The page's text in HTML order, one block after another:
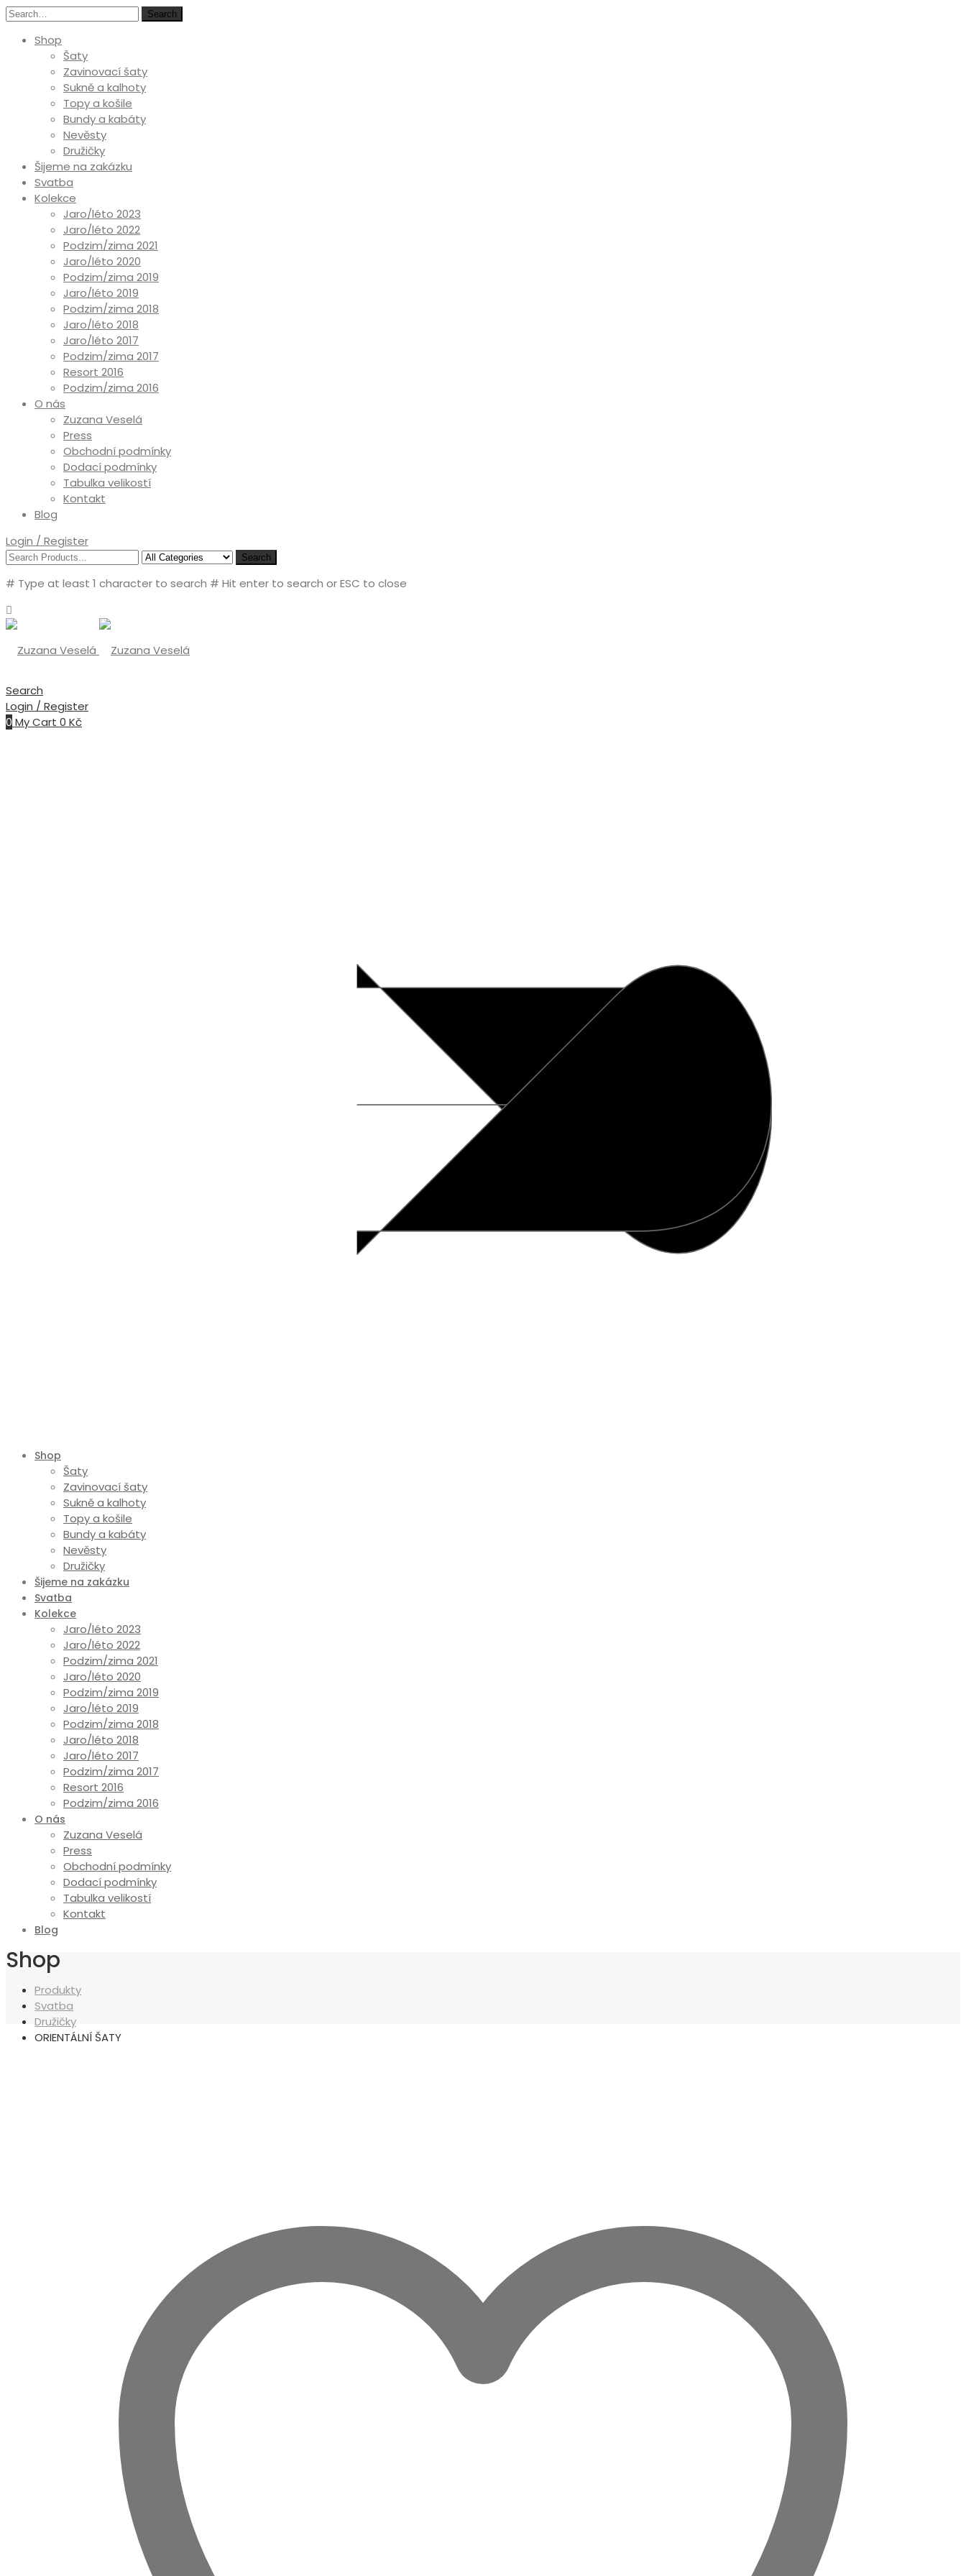
Search
Shop
Šaty
Zavinovací šaty
Sukně a kalhoty
Topy a košile
Bundy a kabáty
Nevěsty
Družičky
Šijeme na zakázku
Svatba
Kolekce
Jaro/léto 2023
Jaro/léto 2022
Podzim/zima 2021
Jaro/léto 2020
Podzim/zima 2019
Jaro/léto 2019
Podzim/zima 2018
Jaro/léto 2018
Jaro/léto 2017
Podzim/zima 2017
Resort 2016
Podzim/zima 2016
O nás
Zuzana Veselá
Press
Obchodní podmínky
Dodací podmínky
Tabulka velikostí
Kontakt
Blog
Login / Register
Search
# Type at least 1 character to search # Hit enter to search or ESC to close
Search
Login / Register
0 My Cart 0 Kč
Shop
Šaty
Zavinovací šaty
Sukně a kalhoty
Topy a košile
Bundy a kabáty
Nevěsty
Družičky
Šijeme na zakázku
Svatba
Kolekce
Jaro/léto 2023
Jaro/léto 2022
Podzim/zima 2021
Jaro/léto 2020
Podzim/zima 2019
Jaro/léto 2019
Podzim/zima 2018
Jaro/léto 2018
Jaro/léto 2017
Podzim/zima 2017
Resort 2016
Podzim/zima 2016
O nás
Zuzana Veselá
Press
Obchodní podmínky
Dodací podmínky
Tabulka velikostí
Kontakt
Blog
Shop
Produkty
Svatba
Družičky
ORIENTÁLNÍ ŠATY